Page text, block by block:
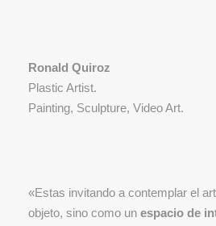
Ronald Quiroz
Plastic Artist.
Painting, Sculpture, Video Art.
«Estas invitando a contemplar el
objeto, sino como un espacio de